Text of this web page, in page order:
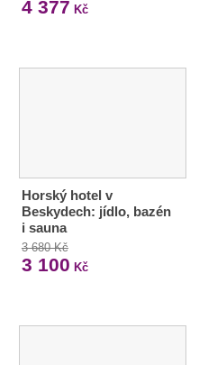
4 377 Kč
Horský hotel v
Beskydech: jídlo, bazén
i sauna
3 680 Kč
3 100 Kč